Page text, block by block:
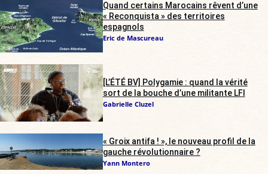
Quand certains Marocains rêvent d’une
« Reconquista » des territoires
espagnols
Eric de Mascureau
[L’ÉTÉ BV] Polygamie : quand la vérité
sort de la bouche d’une militante LFI
Gabrielle Cluzel
« Groix antifa ! », le nouveau profil de la
gauche révolutionnaire ?
Yann Montero